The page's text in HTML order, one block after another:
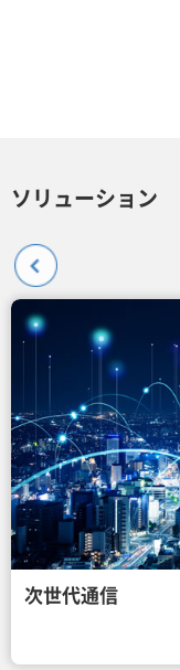
ソリューション
次世代通信